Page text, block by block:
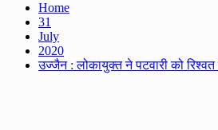
Home
31
July
2020
उज्जैन : लोकायुक्त ने पटवारी को